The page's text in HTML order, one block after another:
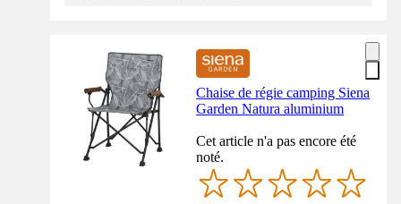
Chaise de régie camping Siena
Garden Natura aluminium
Cet article n'a pas encore été
noté.